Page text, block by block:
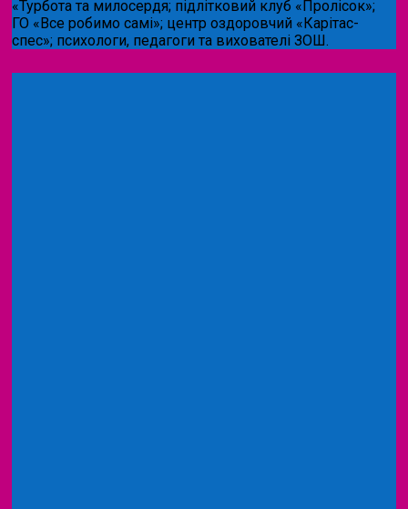
«Турбота та милосердя; підлітковий клуб «Пролісок»;
ГО «Все робимо самі»; центр оздоровчий «Карітас-
спес»; психологи, педагоги та вихователі ЗОШ.